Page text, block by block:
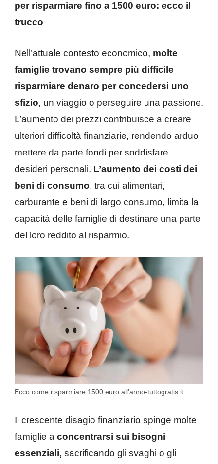
per risparmiare fino a 1500 euro: ecco il
trucco
Nell’attuale contesto economico, molte
famiglie trovano sempre più difficile
risparmiare denaro per concedersi uno
sfizio, un viaggio o perseguire una passione.
L’aumento dei prezzi contribuisce a creare
ulteriori difficoltà finanziarie, rendendo arduo
mettere da parte fondi per soddisfare
desideri personali. L’aumento dei costi dei
beni di consumo, tra cui alimentari,
carburante e beni di largo consumo, limita la
capacità delle famiglie di destinare una parte
del loro reddito al risparmio.
Ecco come risparmiare 1500 euro all’anno-tuttogratis.it
Il crescente disagio finanziario spinge molte
famiglie a concentrarsi sui bisogni
essenziali, sacrificando gli svaghi o gli